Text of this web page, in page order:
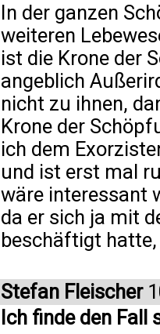
In der ganzen
weiteren
ist die Krone der
angeblich
nicht zu ihnen,
Krone der
ich dem
und ist erst mal
wäre interessant
da er sich ja mit
beschäftigt
Stefan Fleischer
Ich finde den Fall